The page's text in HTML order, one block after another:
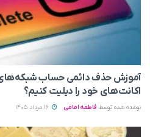
آموزش حذف دائمی حساب شبکه‌های
اکانت‌های خود را دیلیت کنیم؟
نوشته شده توسط فاطمه امامی